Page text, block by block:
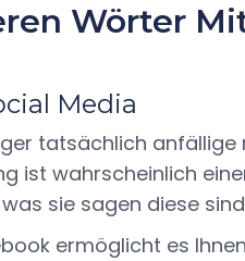
Wörter
Media
tatsächlich anfällige
ist wahrscheinlich
sie sagen diese
ermöglicht es